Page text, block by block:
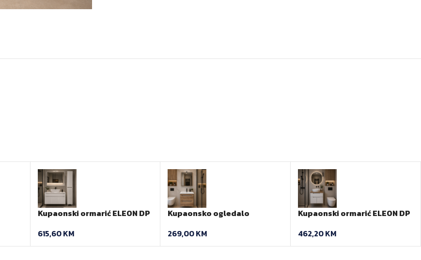
Kupaonski ormarić ELEON DP
615,60KM
Kupaonsko ogledalo
269,00KM
Kupaonski ormarić ELEON DP
462,20KM